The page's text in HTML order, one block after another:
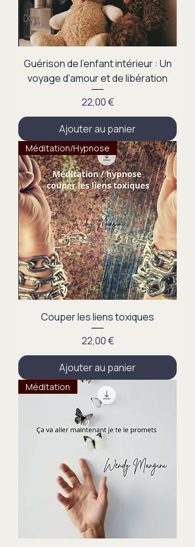
Guérison de l'enfant intérieur : Un
voyage d'amour et de libération
Prix
22,00 €
Ajouter au panier
Méditation/Hypnose
Couper les liens toxiques
Prix
22,00 €
Ajouter au panier
Méditation